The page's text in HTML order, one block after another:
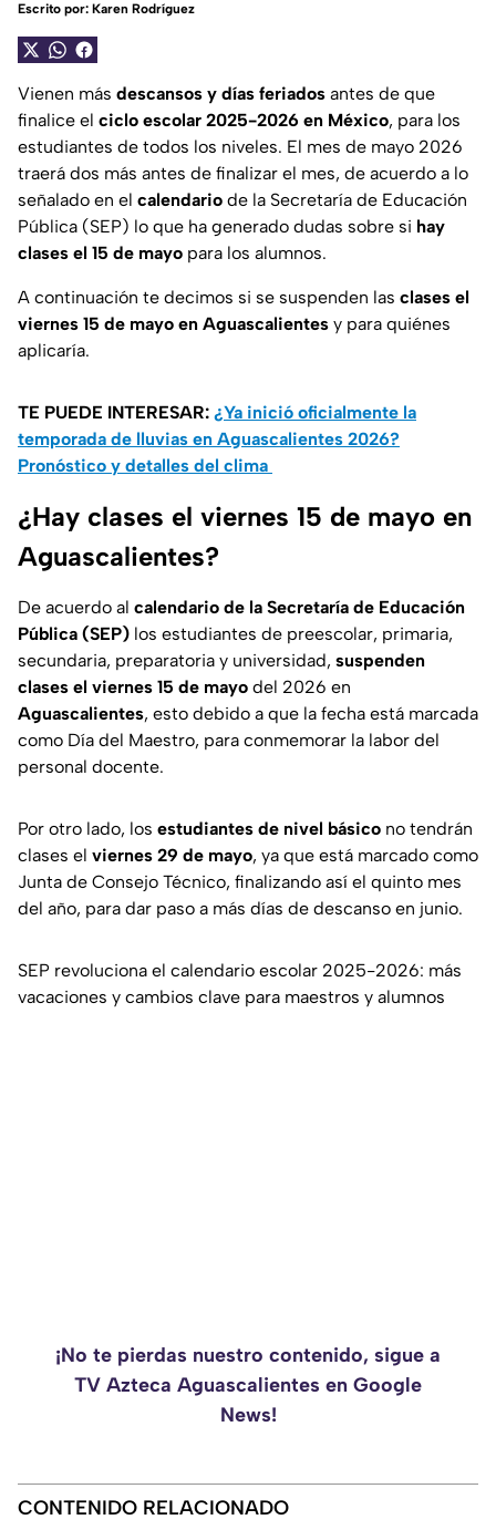
Escrito por: Karen Rodríguez
Vienen más descansos y días feriados antes de que
finalice el ciclo escolar 2025-2026 en México, para los
estudiantes de todos los niveles. El mes de mayo 2026
traerá dos más antes de finalizar el mes, de acuerdo a lo
señalado en el calendario de la Secretaría de Educación
Pública (SEP) lo que ha generado dudas sobre si hay
clases el 15 de mayo para los alumnos.
A continuación te decimos si se suspenden las clases el
viernes 15 de mayo en Aguascalientes y para quiénes
aplicaría.
TE PUEDE INTERESAR: ¿Ya inició oficialmente la
temporada de lluvias en Aguascalientes 2026?
Pronóstico y detalles del clima
¿Hay clases el viernes 15 de mayo en
Aguascalientes?
De acuerdo al calendario de la Secretaría de Educación
Pública (SEP) los estudiantes de preescolar, primaria,
secundaria, preparatoria y universidad, suspenden
clases el viernes 15 de mayo del 2026 en
Aguascalientes, esto debido a que la fecha está marcada
como Día del Maestro, para conmemorar la labor del
personal docente.
Por otro lado, los estudiantes de nivel básico no tendrán
clases el viernes 29 de mayo, ya que está marcado como
Junta de Consejo Técnico, finalizando así el quinto mes
del año, para dar paso a más días de descanso en junio.
SEP revoluciona el calendario escolar 2025-2026: más
vacaciones y cambios clave para maestros y alumnos
¡No te pierdas nuestro contenido, sigue a
TV Azteca Aguascalientes en Google
News!
CONTENIDO RELACIONADO